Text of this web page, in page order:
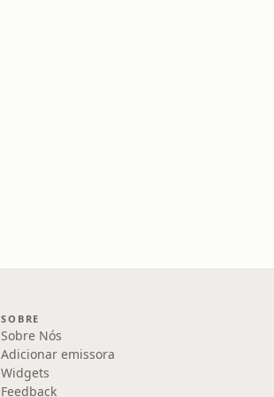
SOBRE
Sobre Nós
Adicionar emissora
Widgets
Feedback